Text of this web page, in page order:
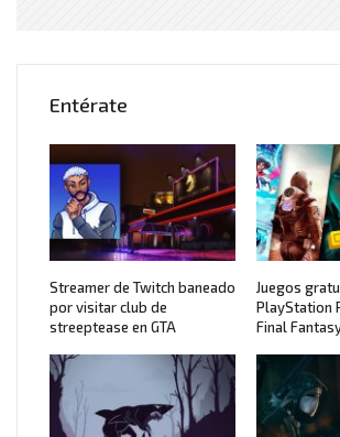
Entérate
Streamer de Twitch baneado
por visitar club de
streeptease en GTA
Juegos
PlayStation
Final